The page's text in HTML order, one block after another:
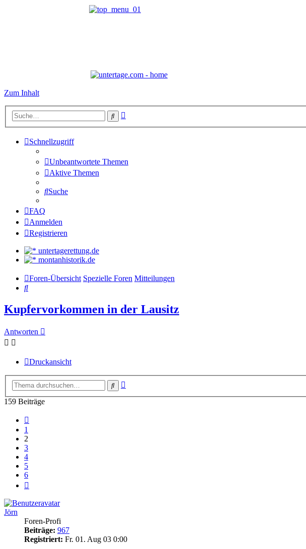
Zum Inhalt
Suche
Schnellzugriff
Unbeantwortete Themen
Aktive Themen
Suche
FAQ
Anmelden
Registrieren
untertagerettung.de
montanhistorik.de
Foren-Übersicht Spezielle Foren Mitteilungen
Suche
Kupfervorkommen in der Lausitz
Antworten
Druckansicht
Suche
159 Beiträge
1
2
3
4
5
6
Jörn
Foren-Profi
Beiträge: 967
Registriert: Fr. 01. Aug 03 0:00